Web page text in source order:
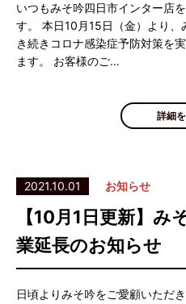
いつもみそ吟四日市インター店
す。 本日10月15日（金）より、
き続きコロナ感染症予防対策を
ます。 お客様のご…
詳細
2021.10.01 お知らせ
【10月1日更新】
業延長のお知らせ
日頃よりみそ吟をご愛顧いただ